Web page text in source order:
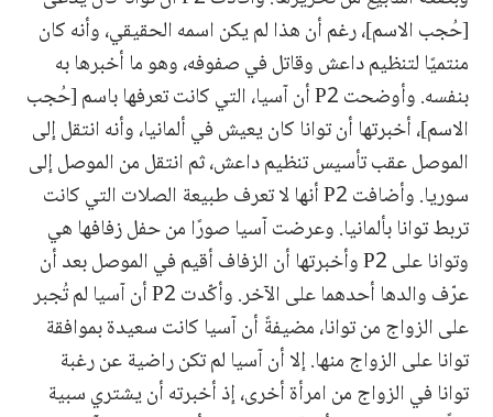
[حُجب الاسم]، رغم أن هذا لم يكن اسمه الحقيقي، وأنه كان
منتميًا لتنظيم داعش وقاتل في صفوفه، وهو ما أخبرها به
بنفسه. وأوضحت P2 أن آسيا، التي كانت تعرفها باسم [حُجب
الاسم]، أخبرتها أن توانا كان يعيش في ألمانيا، وأنه انتقل إلى
الموصل عقب تأسيس تنظيم داعش، ثم انتقل من الموصل إلى
سوريا. وأضافت P2 أنها لا تعرف طبيعة الصلات التي كانت
تربط توانا بألمانيا. وعرضت آسيا صورًا من حفل زفافها هي
وتوانا على P2 وأخبرتها أن الزفاف أقيم في الموصل بعد أن
عرّف والدها أحدهما على الآخر. وأكّدت P2 أن آسيا لم تُجبر
على الزواج من توانا، مضيفةً أن آسيا كانت سعيدة بموافقة
توانا على الزواج منها. إلا أن آسيا لم تكن راضية عن رغبة
توانا في الزواج من امرأة أخرى، إذ أخبرته أن يشتري سبية